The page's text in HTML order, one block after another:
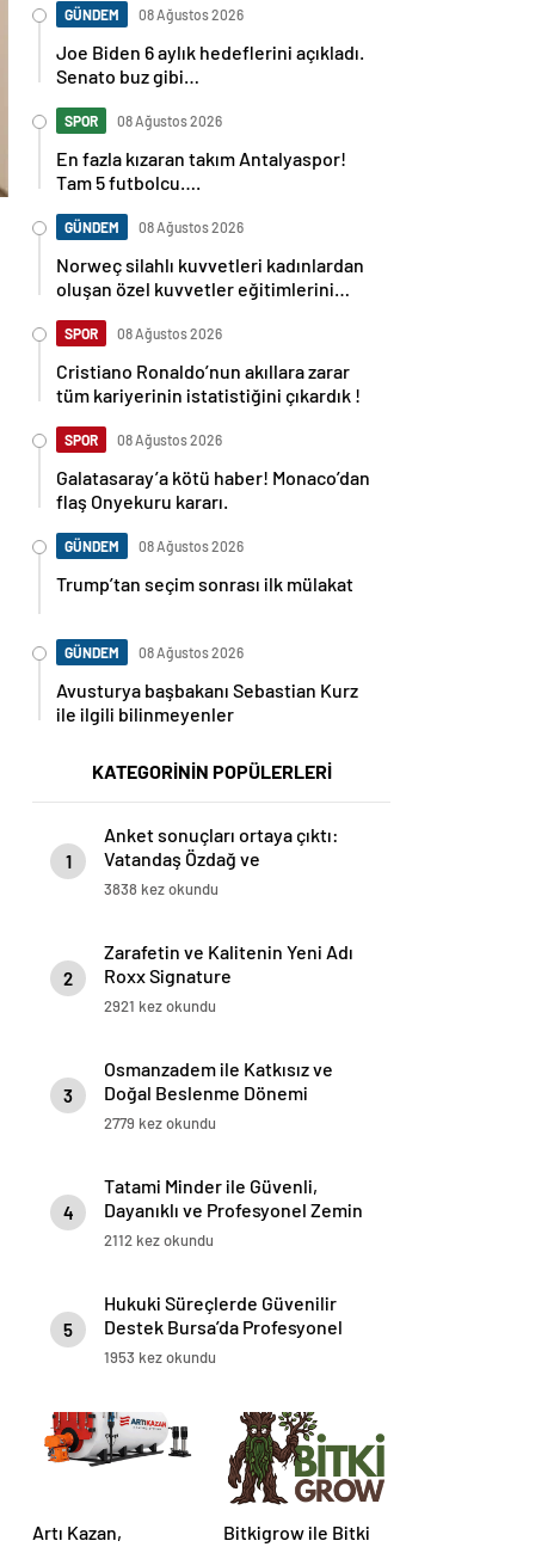
GÜNDEM 08 Ağustos 2026
Joe Biden 6 aylık hedeflerini açıkladı.
Senato buz gibi…
SPOR 08 Ağustos 2026
En fazla kızaran takım Antalyaspor!
Tam 5 futbolcu….
GÜNDEM 08 Ağustos 2026
Norweç silahlı kuvvetleri kadınlardan
oluşan özel kuvvetler eğitimlerini
SPOR 08 Ağustos 2026
Cristiano Ronaldo’nun akıllara zarar
tüm kariyerinin istatistiğini çıkardık !
SPOR 08 Ağustos 2026
Galatasaray’a kötü haber! Monaco’dan
flaş Onyekuru kararı.
GÜNDEM 08 Ağustos 2026
Trump’tan seçim sonrası ilk mülakat
GÜNDEM 08 Ağustos 2026
Avusturya başbakanı Sebastian Kurz
ile ilgili bilinmeyenler
KATEGORİNİN POPÜLERLERİ
1
Anket sonuçları ortaya çıktı:
Vatandaş Özdağ ve
İmamoğlu’nun tutuklanmasını
3838 kez okundu
2
Zarafetin ve Kalitenin Yeni Adı
Roxx Signature
2921 kez okundu
3
Osmanzadem ile Katkısız ve
Doğal Beslenme Dönemi
2779 kez okundu
4
Tatami Minder ile Güvenli,
Dayanıklı ve Profesyonel Zemin
Çözümleri
2112 kez okundu
5
Hukuki Süreçlerde Güvenilir
Destek Bursa’da Profesyonel
Avukatlık Hizmeti
1953 kez okundu
Artı Kazan,
Bitkigrow ile Bitki